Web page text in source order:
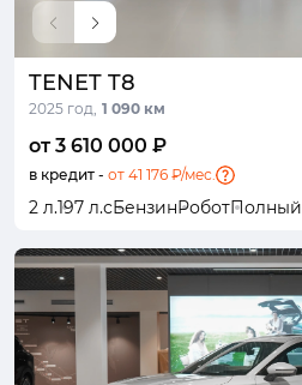
TENET T8
2025 год, 1 090 км
от 3 610 000 ₽
в кредит - от 41 176 ₽/мес.
2 л.197 л.сБензинРоботПолный